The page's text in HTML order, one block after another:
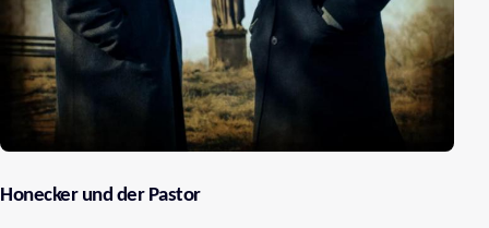
Honecker und der Pastor